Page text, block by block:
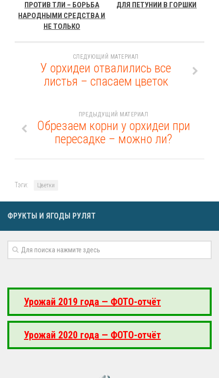
ПРОТИВ ТЛИ – БОРЬБА
НАРОДНЫМИ СРЕДСТВА И
НЕ ТОЛЬКО
ДЛЯ ПЕТУНИИ В ГОРШКИ
СЛЕДУЮЩИЙ МАТЕРИАЛ
У орхидеи отвалились все
листья – спасаем цветок
ПРЕДЫДУЩИЙ МАТЕРИАЛ
Обрезаем корни у орхидеи при
пересадке – можно ли?
Тэги: Цветки
ФРУКТЫ И ЯГОДЫ РУЛЯТ
Урожай 2019 года — ФОТО-отчёт
Урожай 2020 года — ФОТО-отчёт